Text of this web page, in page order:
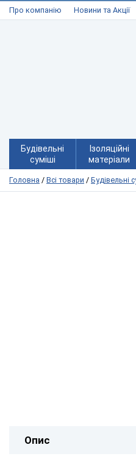
Про компанію Новини та Акції
Будівельні
суміші
Ізоляційні
матеріали
Головна / Всі товари / Будівельні
Опис